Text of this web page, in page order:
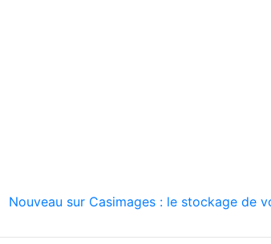
Nouveau sur Casimages : le stockage de